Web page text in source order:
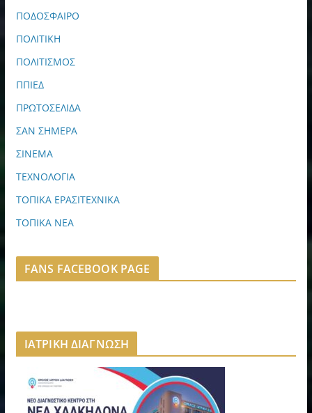
ΠΟΔΟΣΦΑΙΡΟ
ΠΟΛΙΤΙΚΗ
ΠΟΛΙΤΙΣΜΟΣ
ΠΠΙΕΔ
ΠΡΩΤΟΣΕΛΙΔΑ
ΣΑΝ ΣΗΜΕΡΑ
ΣΙΝΕΜΑ
ΤΕΧΝΟΛΟΓΙΑ
ΤΟΠΙΚΑ ΕΡΑΣΙΤΕΧΝΙΚΑ
ΤΟΠΙΚΑ ΝΕΑ
FANS FACEBOOK PAGE
ΙΑΤΡΙΚΗ ΔΙΑΓΝΩΣΗ